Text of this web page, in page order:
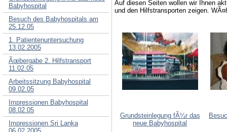
Babyhospital
Besuch des Babyhospitals am
25.12.05
1. Patientenuntersuchung
13.02.2005
Ãœbergabe 2. Hilfstransport
11.02.05
Arbeitssitzung Babyhospital
09.02.05
Impressionen Babyhospital
08.02.05
Impressionen Sri Lanka
Auf diesen Seiten wollen wir Ihnen
und den Hilfstransporten zeigen.
Grundsteinlegung fÃ¼r das
neue Babyhospital